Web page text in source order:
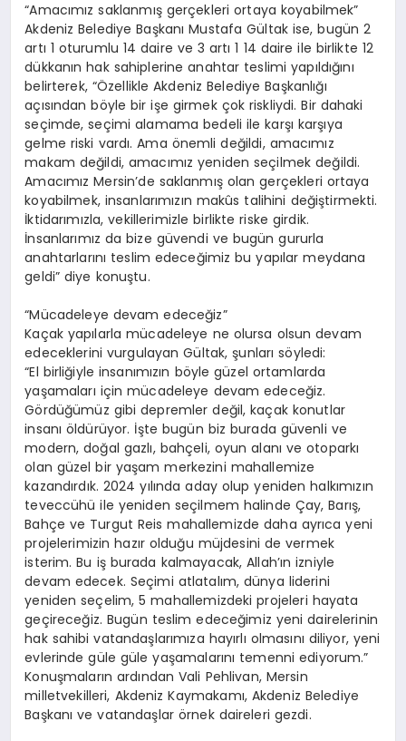
“Amacımız saklanmış gerçekleri ortaya koyabilmek”
Akdeniz Belediye Başkanı Mustafa Gültak ise, bugün 2
artı 1 oturumlu 14 daire ve 3 artı 1 14 daire ile birlikte 12
dükkanın hak sahiplerine anahtar teslimi yapıldığını
belirterek, “Özellikle Akdeniz Belediye Başkanlığı
açısından böyle bir işe girmek çok riskliydi. Bir dahaki
seçimde, seçimi alamama bedeli ile karşı karşıya
gelme riski vardı. Ama önemli değildi, amacımız
makam değildi, amacımız yeniden seçilmek değildi.
Amacımız Mersin’de saklanmış olan gerçekleri ortaya
koyabilmek, insanlarımızın makûs talihini değiştirmekti.
İktidarımızla, vekillerimizle birlikte riske girdik.
İnsanlarımız da bize güvendi ve bugün gururla
anahtarlarını teslim edeceğimiz bu yapılar meydana
geldi” diye konuştu.
“Mücadeleye devam edeceğiz”
Kaçak yapılarla mücadeleye ne olursa olsun devam
edeceklerini vurgulayan Gültak, şunları söyledi:
“El birliğiyle insanımızın böyle güzel ortamlarda
yaşamaları için mücadeleye devam edeceğiz.
Gördüğümüz gibi depremler değil, kaçak konutlar
insanı öldürüyor. İşte bugün biz burada güvenli ve
modern, doğal gazlı, bahçeli, oyun alanı ve otoparkı
olan güzel bir yaşam merkezini mahallemize
kazandırdık. 2024 yılında aday olup yeniden halkımızın
teveccühü ile yeniden seçilmem halinde Çay, Barış,
Bahçe ve Turgut Reis mahallemizde daha ayrıca yeni
projelerimizin hazır olduğu müjdesini de vermek
isterim. Bu iş burada kalmayacak, Allah’ın izniyle
devam edecek. Seçimi atlatalım, dünya liderini
yeniden seçelim, 5 mahallemizdeki projeleri hayata
geçireceğiz. Bugün teslim edeceğimiz yeni dairelerinin
hak sahibi vatandaşlarımıza hayırlı olmasını diliyor, yeni
evlerinde güle güle yaşamalarını temenni ediyorum.”
Konuşmaların ardından Vali Pehlivan, Mersin
milletvekilleri, Akdeniz Kaymakamı, Akdeniz Belediye
Başkanı ve vatandaşlar örnek daireleri gezdi.